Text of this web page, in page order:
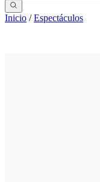
Inicio /Espectáculos